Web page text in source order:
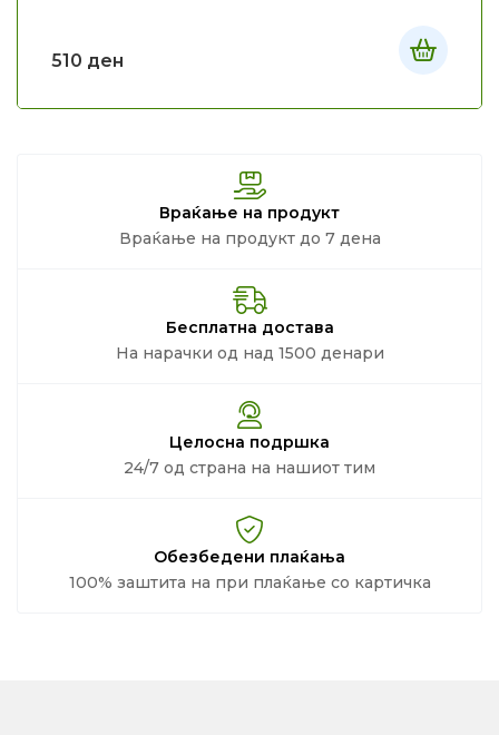
510 ден
Враќање на продукт
Враќање на продукт до 7 дена
Бесплатна достава
На нарачки од над 1500 денари
Целосна подршка
24/7 од страна на нашиот тим
Обезбедени плаќања
100% заштита на при плаќање со картичка